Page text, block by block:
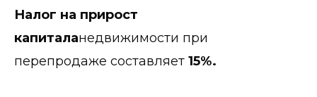
Налог на прирост
капиталанедвижимости при
перепродаже составляет 15%.